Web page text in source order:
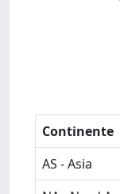
Continente
AS - Asia